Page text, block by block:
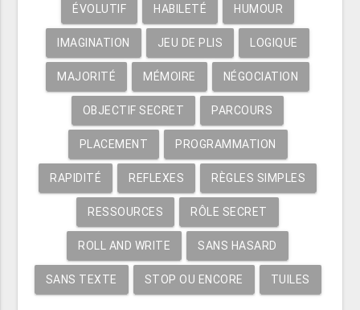
ÉVOLUTIF HABILETÉ HUMOUR
IMAGINATION JEU DE PLIS LOGIQUE
MAJORITÉ MÉMOIRE NÉGOCIATION
OBJECTIF SECRET PARCOURS
PLACEMENT PROGRAMMATION
RAPIDITÉ REFLEXES RÈGLES SIMPLES
RESSOURCES RÔLE SECRET
ROLL AND WRITE SANS HASARD
SANS TEXTE STOP OU ENCORE TUILES